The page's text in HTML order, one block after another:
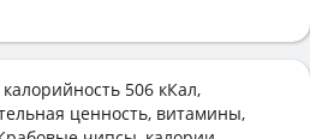
калорийность 506 кКал,
ценность, витамины,